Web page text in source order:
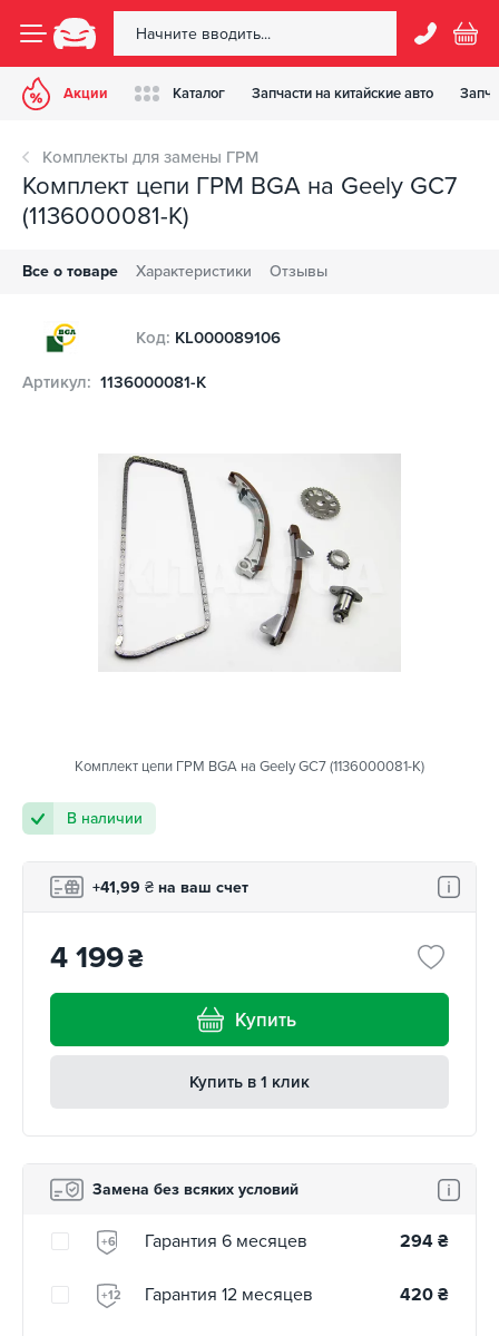
Акции Каталог Запчасти на китайские авто
Комплекты для замены ГРМ
Комплект цепи ГРМ BGA на Geely GC7
(1136000081-K)
Все о товаре Характеристики Отзывы
Код: KL000089106
Артикул: 1136000081-K
Комплект цепи ГРМ BGA на Geely GC7 (1136000081-K)
В наличии
+41,99 ₴ на ваш счет
4 199₴
Купить
Купить в 1 клик
Замена без всяких условий
+6 Гарантия 6 месяцев 294 ₴
+12 Гарантия 12 месяцев 420 ₴